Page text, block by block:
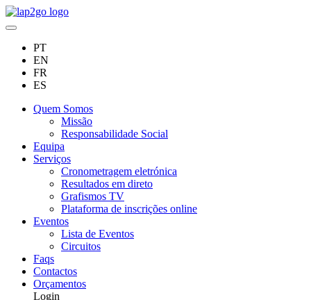
PT
EN
FR
ES
Quem Somos
Missão
Responsabilidade Social
Equipa
Serviços
Cronometragem eletrónica
Resultados em direto
Grafismos TV
Plataforma de inscrições online
Eventos
Lista de Eventos
Circuitos
Faqs
Contactos
Orçamentos
Login